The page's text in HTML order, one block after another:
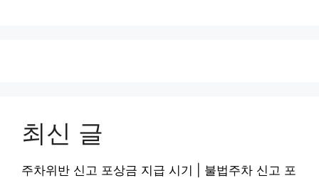
최신 글
주차위반 신고 포상금 지급 시기 | 불법주차 신고 포